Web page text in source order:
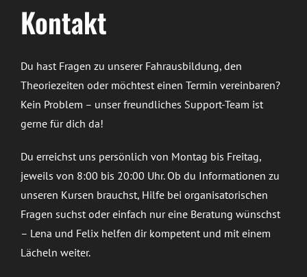
Kontakt
Du hast Fragen zu unserer Fahrausbildung, den
Theoriezeiten oder möchtest einen Termin vereinbaren?
Kein Problem – unser freundliches Support-Team ist
gerne für dich da!
Du erreichst uns persönlich von Montag bis Freitag,
jeweils von 8:00 bis 20:00 Uhr. Ob du Informationen zu
unseren Kursen brauchst, Hilfe bei organisatorischen
Fragen suchst oder einfach nur eine Beratung wünschst
– Lena und Felix helfen dir kompetent und mit einem
Lächeln weiter.